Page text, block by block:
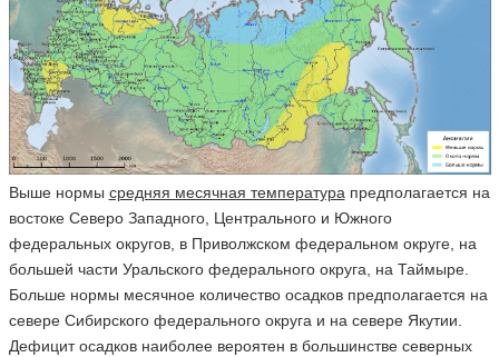
Выше нормы средняя месячная температурапредполагается на
востоке Северо Западного, Центрального и Южного
федеральных округов, в Приволжском федеральном округе, на
большей части Уральского федерального округа, на Таймыре.
Больше нормы месячное количество осадков предполагается на
севере Сибирского федерального округа и на севере Якутии.
Дефицит осадков наиболее вероятен в большинстве северных